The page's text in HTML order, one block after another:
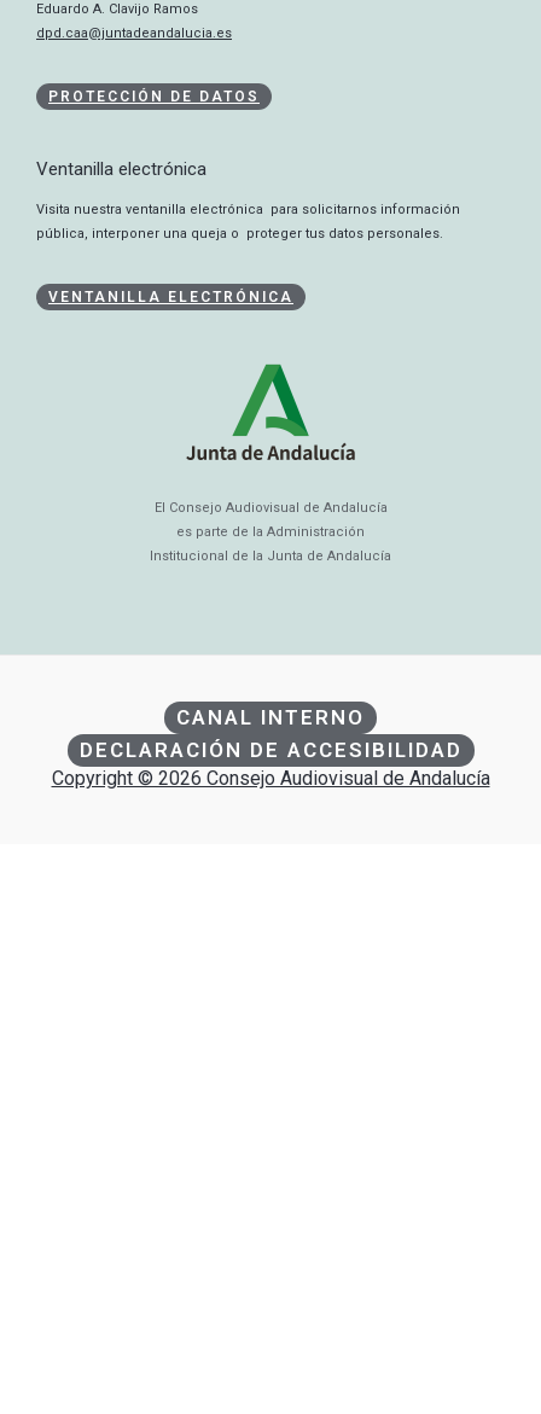
Eduardo A. Clavijo Ramos
dpd.caa@juntadeandalucia.es
PROTECCIÓN DE DATOS
Ventanilla electrónica
Visita nuestra ventanilla electrónica para solicitarnos información
pública, interponer una queja o proteger tus datos personales.
VENTANILLA ELECTRÓNICA
El Consejo Audiovisual de Andalucía
es parte de la Administración
Institucional de la Junta de Andalucía
CANAL INTERNO
DECLARACIÓN DE ACCESIBILIDAD
Copyright © 2026 Consejo Audiovisual de Andalucía